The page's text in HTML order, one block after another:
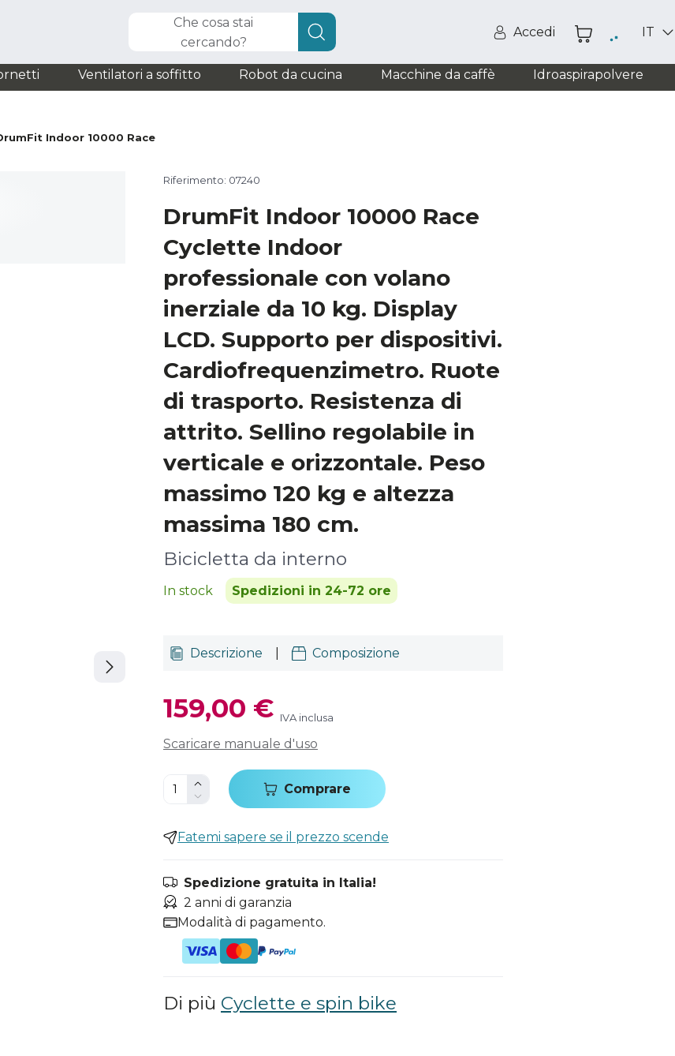
Che cosa stai
cercando?
Accedi IT
Ventilatori a soffitto Robot da cucina Macchine da caffè Idroaspirapolvere
Indoor 10000 Race
Riferimento: 07240
DrumFit Indoor 10000 Race
Cyclette Indoor
professionale con volano
inerziale da 10 kg. Display
LCD. Supporto per dispositivi.
Cardiofrequenzimetro. Ruote
di trasporto. Resistenza di
attrito. Sellino regolabile in
verticale e orizzontale. Peso
massimo 120 kg e altezza
massima 180 cm.
Bicicletta da interno
In stock Spedizioni in 24-72 ore
Descrizione Composizione
159,00 € IVA inclusa
Scaricare manuale d'uso
Comprare
Fatemi sapere se il prezzo scende
Spedizione gratuita in Italia!
2 anni di garanzia
Modalità di pagamento.
Di più Cyclette e spin bike